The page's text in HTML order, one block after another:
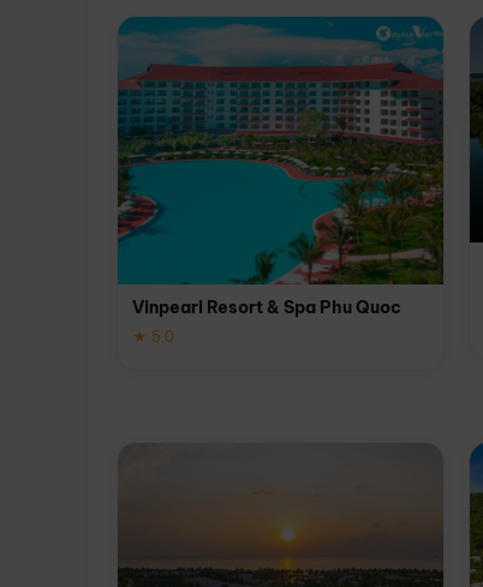
Vinpearl Resort & Spa Phu Quoc
★ 5.0